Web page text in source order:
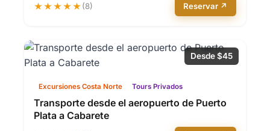
★★★★★(8) Reservar ↗
Desde $45
Excursiones Costa Norte Tours Privados
Transporte desde el aeropuerto de Puerto
Plata a Cabarete